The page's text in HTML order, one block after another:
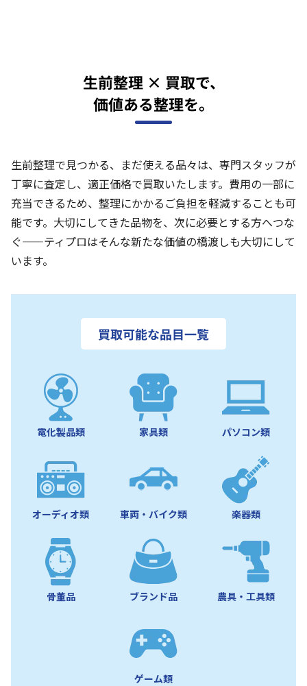
生前整理 × 買取で、
価値ある整理を。
生前整理で見つかる、まだ使える品々は、専門スタッフが
丁寧に査定し、適正価格で買取いたします。費用の一部に
充当できるため、整理にかかるご負担を軽減することも可
能です。大切にしてきた品物を、次に必要とする方へつな
ぐ——ティプロはそんな新たな価値の橋渡しも大切にして
います。
買取可能な品目一覧
電化製品類 家具類 パソコン類
オーディオ類 車両・バイク類 楽器類
骨董品 ブランド品 農具・工具類
ゲーム類